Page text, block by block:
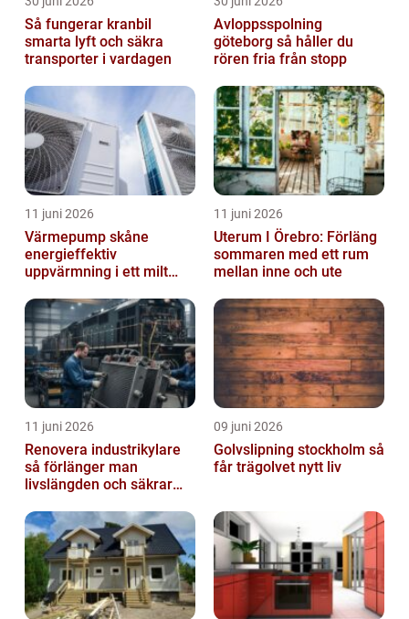
Så fungerar kranbil
smarta lyft och säkra
transporter i vardagen
Avloppsspolning
göteborg så håller du
rören fria från stopp
11 juni 2026
Värmepump skåne
energieffektiv
uppvärmning i ett milt
11 juni 2026
Uterum I Örebro: Förläng
sommaren med ett rum
mellan inne och ute
11 juni 2026
Renovera industrikylare
så förlänger man
livslängden och säkrar
09 juni 2026
Golvslipning stockholm så
får trägolvet nytt liv